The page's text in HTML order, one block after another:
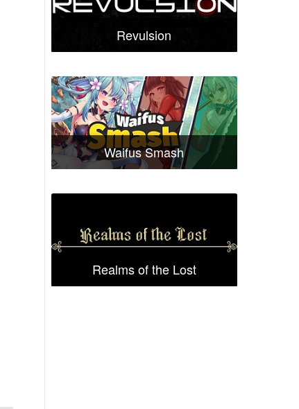
Revulsion
Waifus Smash
Realms of the Lost